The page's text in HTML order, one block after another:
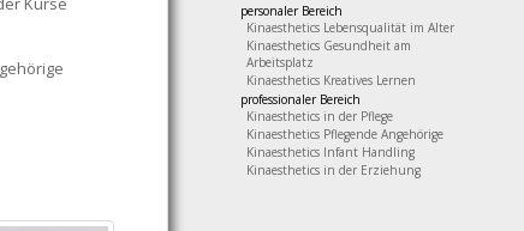
personaler Bereich
Kinaesthetics Lebensqualität im Alter
Kinaesthetics Gesundheit am
Arbeitsplatz
Kinaesthetics Kreatives Lernen
professionaler Bereich
Kinaesthetics in der Pflege
Kinaesthetics Pflegende Angehörige
Kinaesthetics Infant Handling
Kinaesthetics in der Erziehung